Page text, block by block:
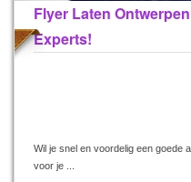
Flyer Laten
Experts!
Wil je snel en voordelig een goede
voor je ...